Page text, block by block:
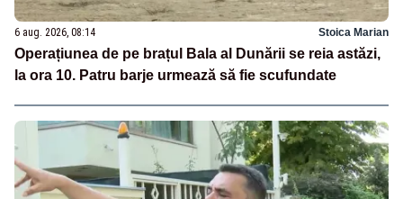
6 aug. 2026, 08:14 Stoica Marian
Operațiunea de pe brațul Bala al Dunării se reia astăzi,
la ora 10. Patru barje urmează să fie scufundate